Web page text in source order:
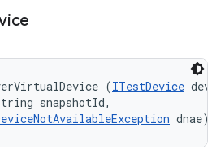
(ITestDevice
snapshotId,
dnae)